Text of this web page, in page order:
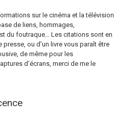
sur le cinéma et la télévision
de liens, hommages,
du foutraque… Les citations sont en
ou d’un livre vous paraît être
de même pour les
d’écrans, merci de me le